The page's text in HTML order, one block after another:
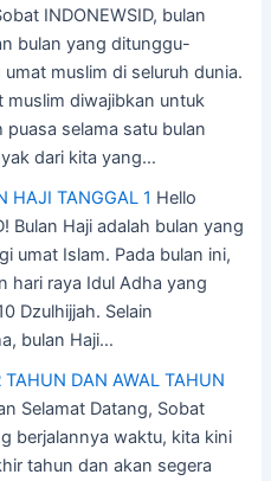
INDONEWSID, bulan
bulan yang ditunggu-
muslim di seluruh dunia.
muslim diwajibkan untuk
puasa selama satu bulan
dari kita yang…
HAJI TANGGAL 1 Hello
Bulan Haji adalah bulan yang
umat Islam. Pada bulan ini,
hari raya Idul Adha yang
Dzulhijjah. Selain
bulan Haji…
DAN AWAL TAHUN
Selamat Datang, Sobat
berjalannya waktu, kita kini
tahun dan akan segera